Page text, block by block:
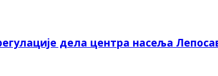
дела центра насеља